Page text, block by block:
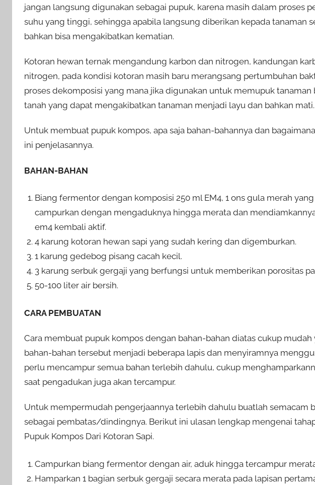
jangan langsung digunakan sebagai pupuk, karena masih dalam proses
suhu yang tinggi, sehingga apabila langsung diberikan kepada tanaman
bahkan bisa mengakibatkan kematian.
Kotoran hewan ternak mengandung karbon dan nitrogen, kandungan
nitrogen, pada kondisi kotoran masih baru merangsang pertumbuhan
proses dekomposisi yang mana jika digunakan untuk memupuk
tanah yang dapat mengakibatkan tanaman menjadi layu dan bahkan mati.
Untuk membuat pupuk kompos, apa saja bahan-bahannya dan
ini penjelasannya.
BAHAN-BAHAN
Biang fermentor dengan komposisi 250 ml EM4, 1 ons gula merah
campurkan dengan mengaduknya hingga merata dan
em4 kembali aktif.
4 karung kotoran hewan sapi yang sudah kering dan digemburkan.
1 karung gedebog pisang cacah kecil.
3 karung serbuk gergaji yang berfungsi untuk memberikan porositas
50-100 liter air bersih.
CARA PEMBUATAN
Cara membuat pupuk kompos dengan bahan-bahan diatas cukup
bahan-bahan tersebut menjadi beberapa lapis dan menyiramnya
perlu mencampur semua bahan terlebih dahulu, cukup
saat pengadukan juga akan tercampur.
Untuk mempermudah pengerjaannya terlebih dahulu buatlah semacam
sebagai pembatas/dindingnya. Berikut ini ulasan lengkap mengenai
Pupuk Kompos Dari Kotoran Sapi.
Campurkan biang fermentor dengan air, aduk hingga tercampur
Hamparkan 1 bagian serbuk gergaji secara merata pada lapisan